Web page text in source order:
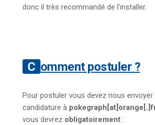
donc il très recommandé de l’installer.
Comment postuler ?
Pour postuler vous devez nous envoyer
candidature à
vous devrez obligatoirement :